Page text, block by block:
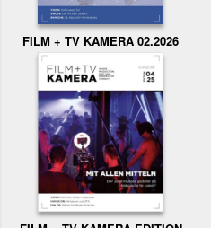
FILM + TV KAMERA 02.2026